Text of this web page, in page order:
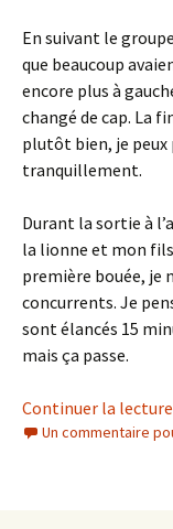
En suivant le
que beaucoup
encore plus à
changé de cap. La
plutôt bien, je peux
tranquillement.
Durant la sortie à
la lionne et mon
première bouée, je
concurrents. Je
sont élancés 15
mais ça passe.
Continuer la
Un commentaire